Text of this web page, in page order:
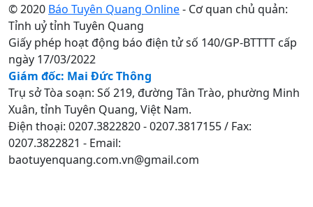
© 2020 Báo Tuyên Quang Online- Cơ quan chủ quản:
Tỉnh uỷ tỉnh Tuyên Quang
Giấy phép hoạt động báo điện tử số 140/GP-BTTTT cấp
ngày 17/03/2022
Giám đốc: Mai Đức Thông
Trụ sở Tòa soạn: Số 219, đường Tân Trào, phường Minh
Xuân, tỉnh Tuyên Quang, Việt Nam.
Điện thoại: 0207.3822820 - 0207.3817155 / Fax:
0207.3822821 - Email:
baotuyenquang.com.vn@gmail.com